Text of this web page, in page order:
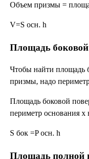
Объем призмы =
V=S осн. h
Площадь
Чтобы найти площадь
призмы, надо
Площадь боковой
периметр основания х
S бок =P осн. h
Площадь полной